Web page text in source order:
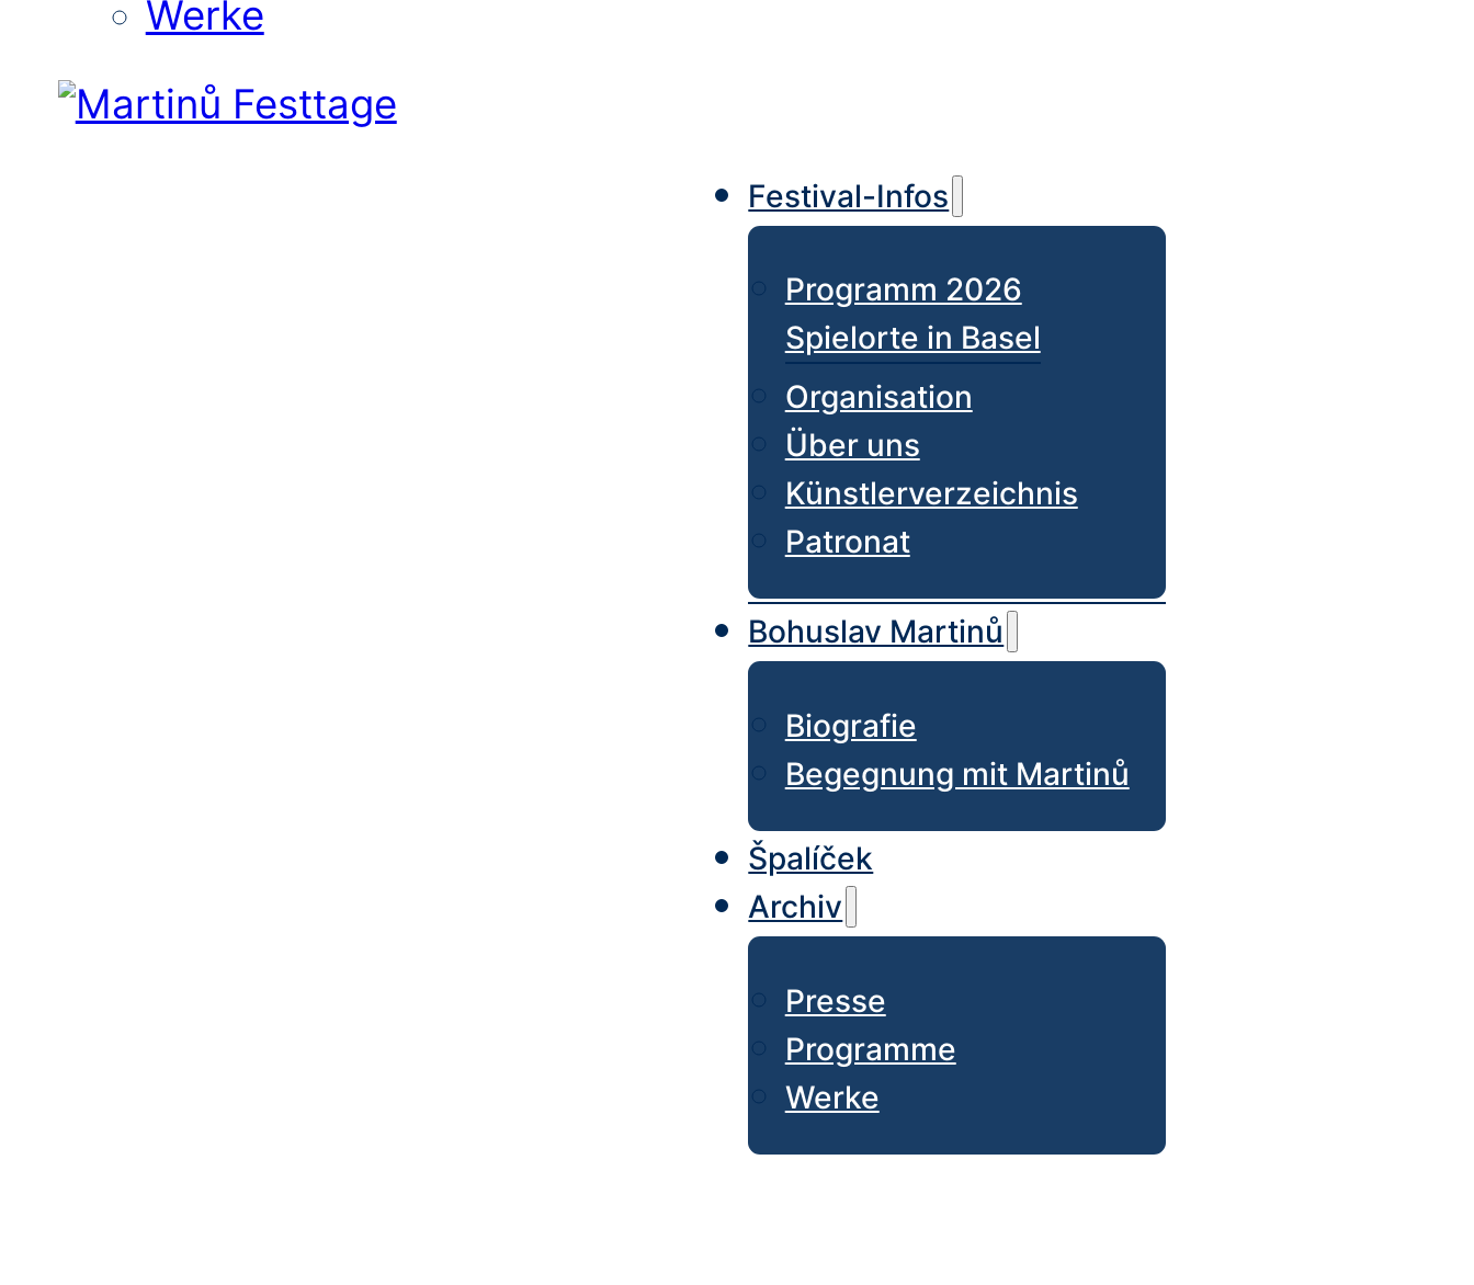
Werke
Festival-Infos
Programm 2026
Spielorte in Basel
Organisation
Über uns
Künstlerverzeichnis
Patronat
Bohuslav Martinů
Biografie
Begegnung mit Martinů
Špalíček
Archiv
Presse
Programme
Werke